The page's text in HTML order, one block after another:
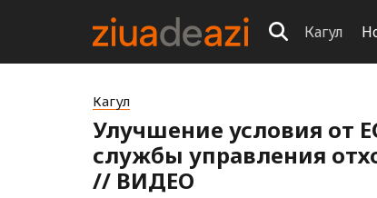
Кагул
Кагул
Улучшение условия от
службы управления
// ВИДЕО